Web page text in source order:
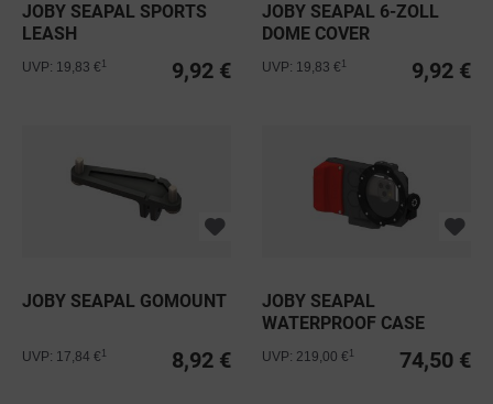
JOBY SEAPAL SPORTS
LEASH
9,92 €
UVP: 19,83 €
JOBY SEAPAL 6-ZOLL
DOME COVER
9,92 €
UVP: 19,83 €
JOBY SEAPAL GOMOUNT
8,92 €
UVP: 17,84 €
JOBY SEAPAL
WATERPROOF CASE
74,50 €
UVP: 219,00 €